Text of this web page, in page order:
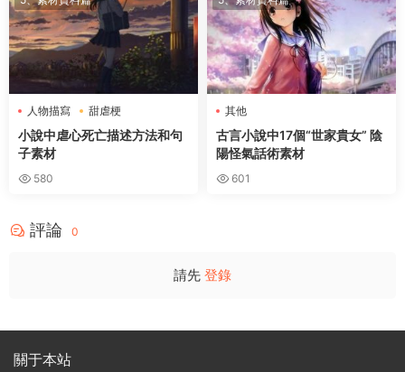
人物描寫 甜虐梗
小說中虐心死亡描述方法和句
子素材
580
其他
古言小說中17個“世家貴女” 陰
陽怪氣話術素材
601
評論 0
請先 登錄
關于本站